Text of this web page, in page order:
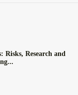
Risks, Research and